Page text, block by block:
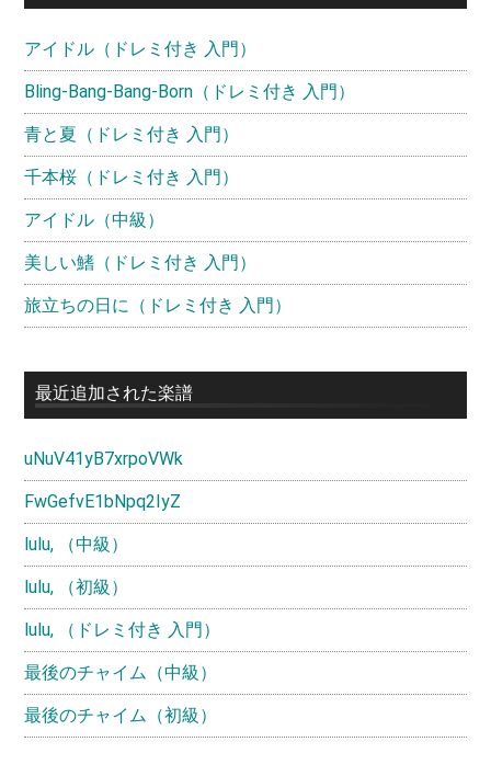
ド
バ
ー
アイドル（ドレミ付き 入門）
Bling-Bang-Bang-Born（ドレミ付き 入門）
青と夏（ドレミ付き 入門）
千本桜（ドレミ付き 入門）
アイドル（中級）
美しい鰭（ドレミ付き 入門）
旅立ちの日に（ドレミ付き 入門）
最近追加された楽譜
uNuV41yB7xrpoVWk
FwGefvE1bNpq2IyZ
lulu, （中級）
lulu, （初級）
lulu, （ドレミ付き 入門）
最後のチャイム（中級）
最後のチャイム（初級）